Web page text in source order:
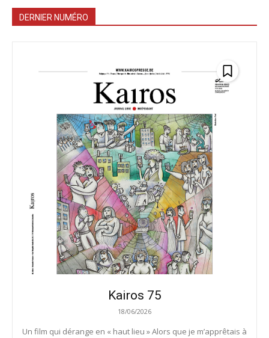
DERNIER NUMÉRO
Kairos 75
18/06/2026
Un film qui dérange en « haut lieu » Alors que je m’apprêtais à